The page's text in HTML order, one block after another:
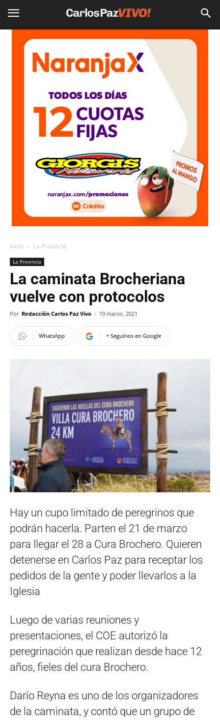
Inicio La Provincia
La Provincia
La caminata Brocheriana
vuelve con protocolos
Por Redacción Carlos Paz Vivo - 10 marzo, 2021
WhatsApp + Seguinos en Google
Hay un cupo limitado de peregrinos que
podrán hacerla. Parten el 21 de marzo
para llegar el 28 a Cura Brochero. Quieren
detenerse en Carlos Paz para receptar los
pedidos de la gente y poder llevarlos a la
Iglesia
Luego de varias reuniones y
presentaciones, el COE autorizó la
peregrinación que realizan desde hace 12
años, fieles del cura Brochero.
Darío Reyna es uno de los organizadores
de la caminata, y contó que un grupo de